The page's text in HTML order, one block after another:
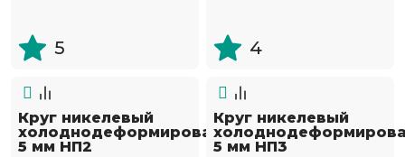
5 4
Круг никелевый
холоднодеформированный
5 мм НП2
Круг никелевый
5 мм НП3